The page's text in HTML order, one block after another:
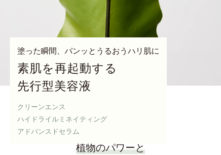
塗った瞬間、パンッとうるおうハリ肌に
素肌を再起動する
先行型美容液
クリーンエンス
ハイドライルミネイティング
アドバンスドセラム
植物のパワーと